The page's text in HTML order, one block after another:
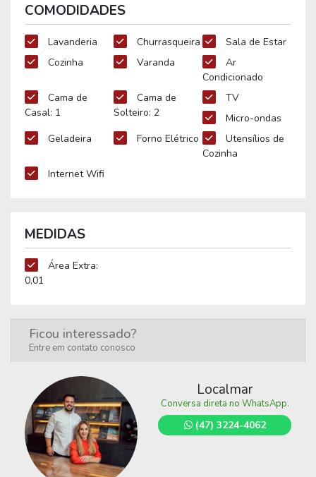
COMODIDADES
Lavanderia Churrasqueira
Sala de Estar
Cozinha
Varanda
Ar
Condicionado
Cama de
Casal: 1
Cama de
Solteiro: 2
TV
Micro-ondas
Geladeira
Forno Elétrico
Utensílios de
Cozinha
Internet Wifi
MEDIDAS
Área Extra:
0,01
Ficou interessado?
Entre em contato conosco
Localmar
Conversa direta no WhatsApp.
(47) 3224-4062